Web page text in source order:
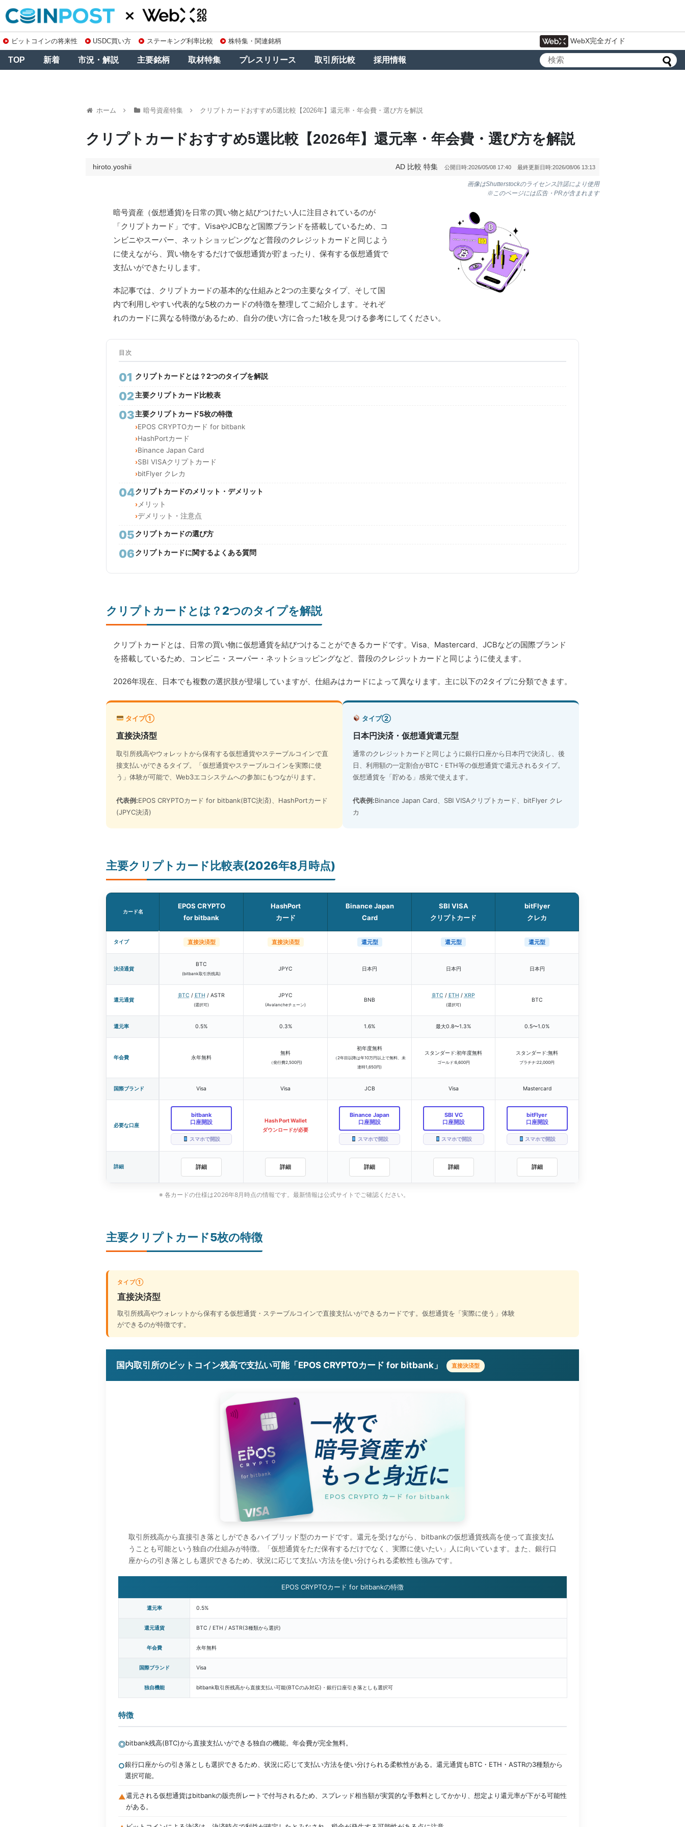
ビットコインの将来性 USDC買い方 ステーキング利率比較 株特集・関連銘柄 WebX完全ガイド
TOP 新着 市況・解説 主要銘柄 取材特集 プレスリリース 取引所比較 採用情報
ホーム 暗号資産特集 クリプトカードおすすめ5選比較【2026年】還元率・年会費・選び方を解説
クリプトカードおすすめ5選比較【2026年】還元率・年会費・選び方を解説
hiroto.yoshii AD 比較 特集 公開日時:2026/05/08 17:40 最終更新日時:2026/08/06 13:13
画像はShutterstockのライセンス許諾により使用
※このページには広告・PRが含まれます
暗号資産（仮想通貨)を日常の買い物と結びつけたい人に注目されているのが
「クリプトカード」です。VisaやJCBなど国際ブランドを搭載しているため、コ
ンビニやスーパー、ネットショッピングなど普段のクレジットカードと同じよう
に使えながら、買い物をするだけで仮想通貨が貯まったり、保有する仮想通貨で
支払いができたりします。
本記事では、クリプトカードの基本的な仕組みと2つの主要なタイプ、そして国
内で利用しやすい代表的な5枚のカードの特徴を整理してご紹介します。それぞ
れのカードに異なる特徴があるため、自分の使い方に合った1枚を見つける参考にしてください。
目次
01 クリプトカードとは？2つのタイプを解説
02主要クリプトカード比較表
03主要クリプトカード5枚の特徴
EPOS CRYPTOカード for bitbank
HashPortカード
Binance Japan Card
SBI VISAクリプトカード
bitFlyer クレカ
04クリプトカードのメリット・デメリット
メリット
デメリット・注意点
05クリプトカードの選び方
06クリプトカードに関するよくある質問
クリプトカードとは？2つのタイプを解説
クリプトカードとは、日常の買い物に仮想通貨を結びつけることができるカードです。Visa、Mastercard、JCBなどの国際ブランド
を搭載しているため、コンビニ・スーパー・ネットショッピングなど、普段のクレジットカードと同じように使えます。
2026年現在、日本でも複数の選択肢が登場していますが、仕組みはカードによって異なります。主に以下の2タイプに分類できます。
タイプ①
直接決済型
取引所残高やウォレットから保有する仮想通貨やステーブルコインで直
接支払いができるタイプ。「仮想通貨やステーブルコインを実際に使
う」体験が可能で、Web3エコシステムへの参加にもつながります。
代表例:EPOS CRYPTOカード for bitbank(BTC決済)、HashPortカード
(JPYC決済)
タイプ②
日本円決済・仮想通貨還元型
通常のクレジットカードと同じように銀行口座から日本円で決済し、後
日、利用額の一定割合がBTC・ETH等の仮想通貨で還元されるタイプ。
仮想通貨を「貯める」感覚で使えます。
代表例:Binance Japan Card、SBI VISAクリプトカード、bitFlyer クレ
カ
主要クリプトカード比較表(2026年8月時点)
カード名
EPOS CRYPTO
for bitbank
HashPort
カード
Binance Japan
Card
SBI VISA
クリプトカード
bitFlyer
クレカ
タイプ 直接決済型 直接決済型 還元型 還元型 還元型
決済通貨
BTC
(bitbank取引所残高)
JPYC 日本円 日本円 日本円
還元通貨
BTC / ETH / ASTR
(選択可)
JPYC
(Avalancheチェーン)
BNB
BTC / ETH / XRP
(選択可)
BTC
還元率 0.5% 0.3% 1.6% 最大0.8〜1.3% 0.5〜1.0%
年会費 永年無料
無料
（発行費2,500円)
初年度無料
（2年目以降は年10万円以上で無料、未
達時1,650円)
スタンダード:初年度無料
ゴールド:6,600円
スタンダード:無料
プラチナ:22,000円
国際ブランド Visa Visa JCB Visa Mastercard
必要な口座
bitbank
口座開設
スマホで開設
Hash Port Wallet
ダウンロードが必要
Binance Japan
口座開設
スマホで開設
SBI VC
口座開設
スマホで開設
bitFlyer
口座開設
スマホで開設
詳細 詳細 詳細 詳細 詳細 詳細
※ 各カードの仕様は2026年8月時点の情報です。最新情報は公式サイトでご確認ください。
主要クリプトカード5枚の特徴
タイプ①
直接決済型
取引所残高やウォレットから保有する仮想通貨・ステーブルコインで直接支払いができるカードです。仮想通貨を「実際に使う」体験
ができるのが特徴です。
国内取引所のビットコイン残高で支払い可能「EPOS CRYPTOカード for bitbank」 直接決済型
取引所残高から直接引き落としができるハイブリッド型のカードです。還元を受けながら、bitbankの仮想通貨残高を使って直接支払
うことも可能という独自の仕組みが特徴。「仮想通貨をただ保有するだけでなく、実際に使いたい」人に向いています。また、銀行口
座からの引き落としも選択できるため、状況に応じて支払い方法を使い分けられる柔軟性も強みです。
EPOS CRYPTOカード for bitbankの特徴
還元率 0.5%
還元通貨 BTC / ETH / ASTR(3種類から選択)
年会費 永年無料
国際ブランド Visa
独自機能 bitbank取引所残高から直接支払い可能(BTCのみ対応)・銀行口座引き落としも選択可
特徴
◎bitbank残高(BTC)から直接支払いができる独自の機能。年会費が完全無料。
○銀行口座からの引き落としも選択できるため、状況に応じて支払い方法を使い分けられる柔軟性がある。還元通貨もBTC・ETH・ASTRの3種類から
選択可能。
▲還元される仮想通貨はbitbankの販売所レートで付与されるため、スプレッド相当額が実質的な手数料としてかかり、想定より還元率が下がる可能性
がある。